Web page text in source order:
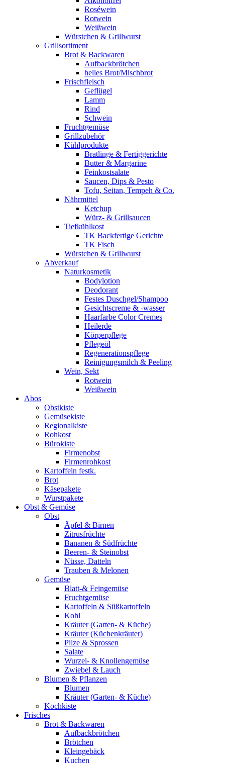
Roséwein
Rotwein
Weißwein
Würstchen & Grillwurst
Grillsortiment
Brot & Backwaren
Aufbackbrötchen
helles Brot/Mischbrot
Frischfleisch
Geflügel
Lamm
Rind
Schwein
Fruchtgemüse
Grillzubehör
Kühlprodukte
Bratlinge & Fertiggerichte
Butter & Margarine
Feinkostsalate
Saucen, Dips & Pesto
Tofu, Seitan, Tempeh & Co.
Nährmittel
Ketchup
Würz- & Grillsaucen
Tiefkühlkost
TK Backfertige Gerichte
TK Fisch
Würstchen & Grillwurst
Abverkauf
Naturkosmetik
Bodylotion
Deodorant
Festes Duschgel/Shampoo
Gesichtscreme & -wasser
Haarfarbe Color Cremes
Heilerde
Körperpflege
Pflegeöl
Regenerationspflege
Reinigungsmilch & Peeling
Wein, Sekt
Rotwein
Weißwein
Abos
Obstkiste
Gemüsekiste
Regionalkiste
Rohkost
Bürokiste
Firmenobst
Firmenrohkost
Kartoffeln festk.
Brot
Käsepakete
Wurstpakete
Obst & Gemüse
Obst
Äpfel & Birnen
Zitrusfrüchte
Bananen & Südfrüchte
Beeren- & Steinobst
Nüsse, Datteln
Trauben & Melonen
Gemüse
Blatt-& Feingemüse
Fruchtgemüse
Kartoffeln & Süßkartoffeln
Kohl
Kräuter (Garten- & Küche)
Kräuter (Küchenkräuter)
Pilze & Sprossen
Salate
Wurzel- & Knollengemüse
Zwiebel & Lauch
Blumen & Pflanzen
Blumen
Kräuter (Garten- & Küche)
Kochkiste
Frisches
Brot & Backwaren
Aufbackbrötchen
Brötchen
Kleingebäck
Kuchen